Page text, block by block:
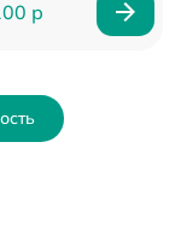
р